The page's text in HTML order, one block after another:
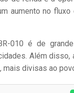
aumento no
010 é de
Além disso,
divisas ao